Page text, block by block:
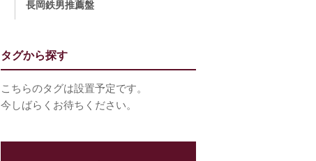
長岡鉄男推薦盤
タグから探す
こちらのタグは設置予定です。
今しばらくお待ちください。